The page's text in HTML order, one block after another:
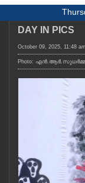
NOTIFIED NEWS
KERALA
NEWS 360
DAY IN PICS
October 09, 2025, 11:48 am
Photo: